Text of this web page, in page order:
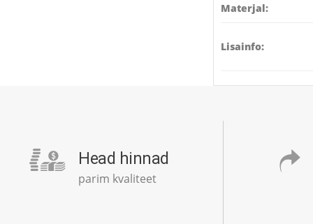
Materjal:
Lisainfo:
Head hinnad
parim kvaliteet